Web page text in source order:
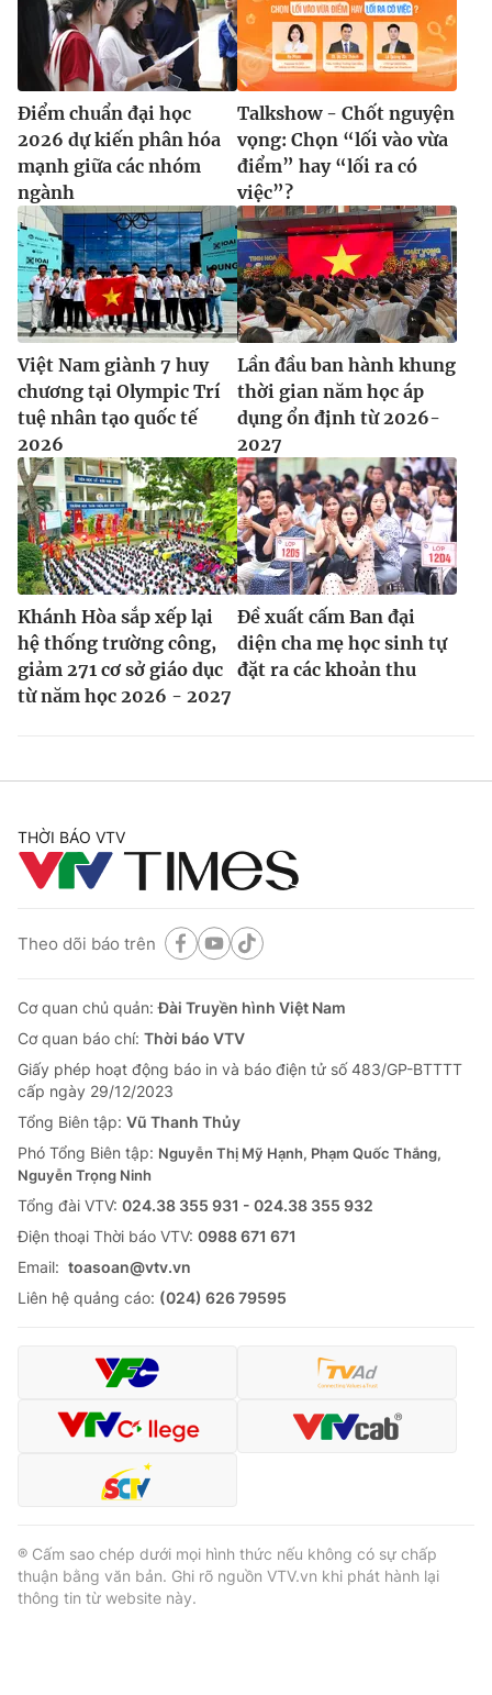
Điểm chuẩn đại học
2026 dự kiến phân hóa
mạnh giữa các nhóm
ngành
Talkshow - Chốt nguyện
vọng: Chọn “lối vào vừa
điểm” hay “lối ra có
việc”?
Việt Nam giành 7 huy
chương tại Olympic Trí
tuệ nhân tạo quốc tế
2026
Lần đầu ban hành khung
thời gian năm học áp
dụng ổn định từ 2026-
2027
Khánh Hòa sắp xếp lại
hệ thống trường công,
giảm 271 cơ sở giáo dục
từ năm học 2026 - 2027
Đề xuất cấm Ban đại
diện cha mẹ học sinh tự
đặt ra các khoản thu
THỜI BÁO VTV
Theo dõi báo trên
Cơ quan chủ quản:Đài Truyền hình Việt Nam
Cơ quan báo chí: Thời báo VTV
Giấy phép hoạt động báo in và báo điện tử số 483/GP-BTTTT
cấp ngày 29/12/2023
Tổng Biên tập: Vũ Thanh Thủy
Phó Tổng Biên tập: Nguyễn Thị Mỹ Hạnh, Phạm Quốc Thắng,
Nguyễn Trọng Ninh
Tổng đài VTV: 024.38 355 931 - 024.38 355 932
Ðiện thoại Thời báo VTV: 0988 671 671
Email: toasoan@vtv.vn
Liên hệ quảng cáo: (024) 626 79595
® Cấm sao chép dưới mọi hình thức nếu không có sự chấp
thuận bằng văn bản. Ghi rõ nguồn VTV.vn khi phát hành lại
thông tin từ website này.